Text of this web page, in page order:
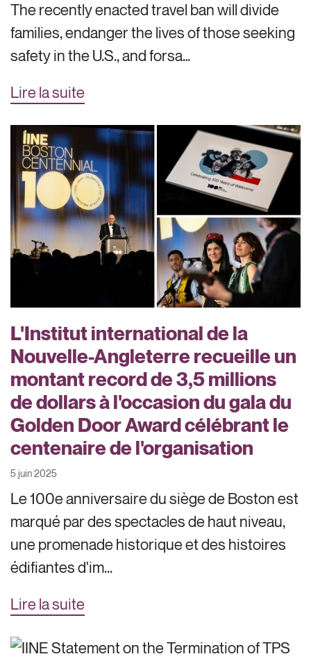
The recently enacted travel ban will divide
families, endanger the lives of those seeking
safety in the U.S., and forsa…
Lire la suite
L'Institut international de la
Nouvelle-Angleterre recueille un
montant record de 3,5 millions
de dollars à l'occasion du gala du
Golden Door Award célébrant le
centenaire de l'organisation
5 juin 2025
Le 100e anniversaire du siège de Boston est
marqué par des spectacles de haut niveau,
une promenade historique et des histoires
édifiantes d'im...
Lire la suite